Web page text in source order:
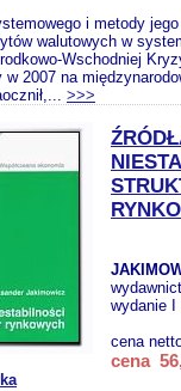
i metody
walutowych w
Wschodniej
w 2007 na
>>>
wydanie I
cena
cena